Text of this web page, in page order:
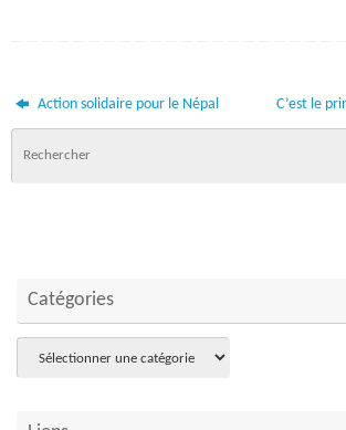
Action solidaire pour le Népal C’est le
Catégories